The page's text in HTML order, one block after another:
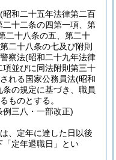
(昭和二十五年法律第二百
二十二条の四第一項、第
第二十八条の五、第二十
二十八条の七及び附則
察法(昭和二十九年法律
並びに同法附則第三十
れる国家公務員法(昭和
条の規定に基づき、職員
ものとする。
三八・一部改正)
、定年に達した日以後
「定年退職日」とい